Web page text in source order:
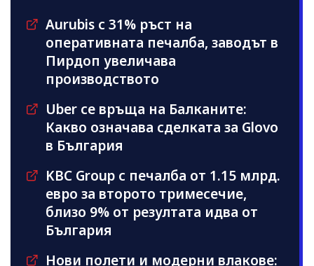
Aurubis с 31% ръст на
оперативната печалба, заводът в
Пирдоп увеличава
производството
Uber се връща на Балканите:
Какво означава сделката за Glovo
в България
KBC Group с печалба от 1.15 млрд.
евро за второто тримесечие,
близо 9% от резултата идва от
България
Нови полети и модерни влакове: